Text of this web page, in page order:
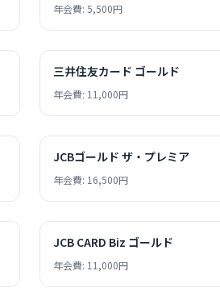
年会費: 5,500円
三井住友カード ゴールド
年会費: 11,000円
JCBゴールド ザ・プレミア
年会費: 16,500円
JCB CARD Biz ゴールド
年会費: 11,000円